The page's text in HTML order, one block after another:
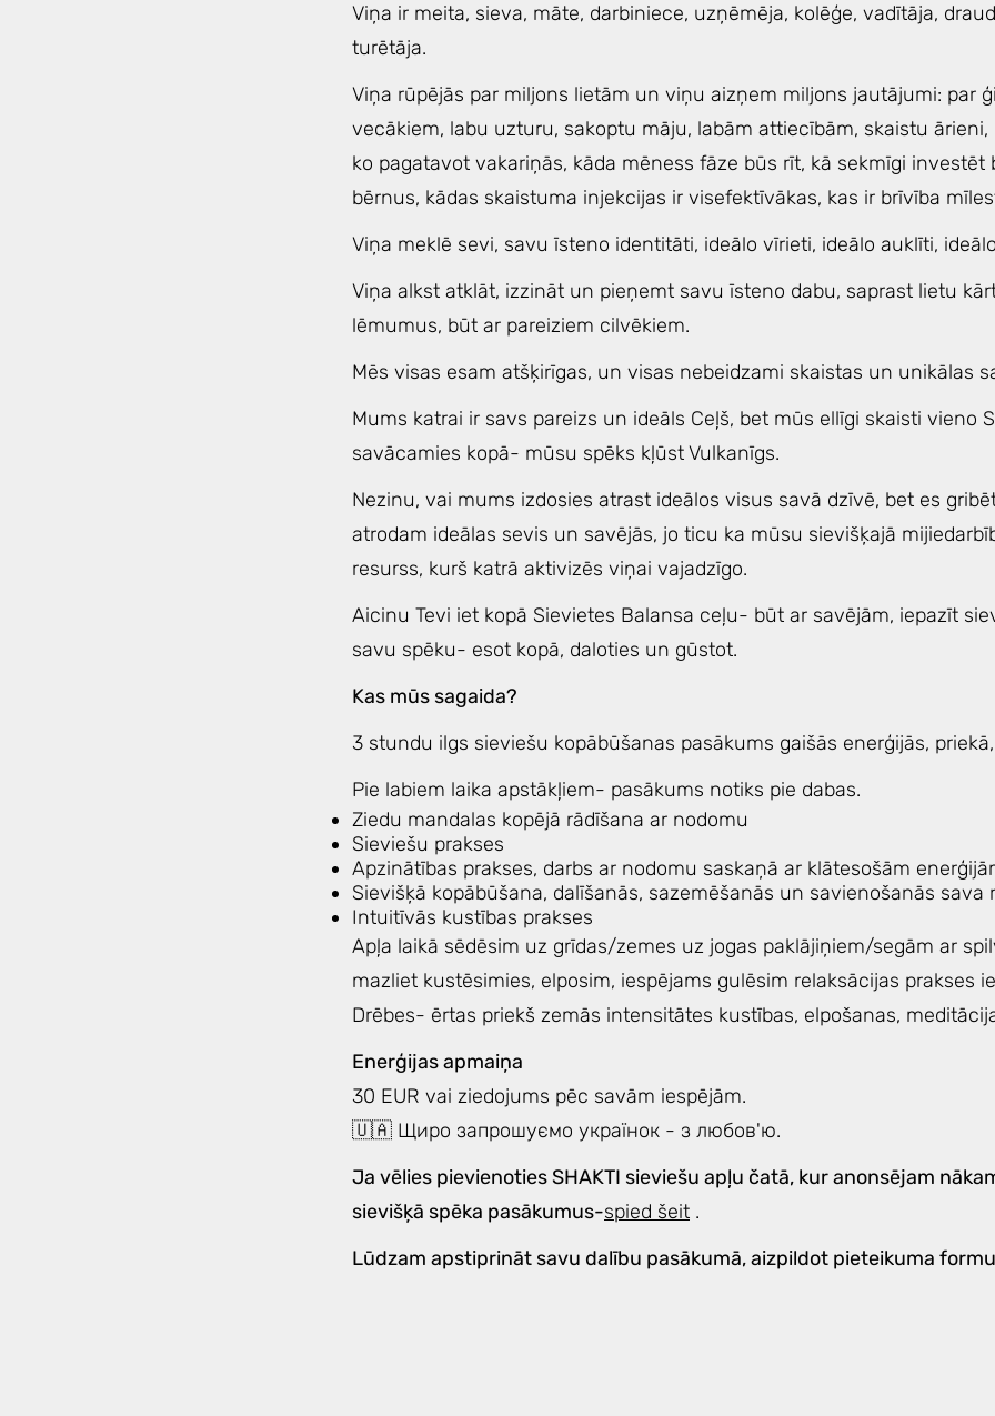
Viņa ir meita, sieva, māte, darbiniece, uzņēmēja, kolēģe, vadītāja,
turētāja.
Viņa rūpējās par miljons lietām un viņu aizņem miljons jautājumi: par
vecākiem, labu uzturu, sakoptu māju, labām attiecībām, skaistu
ko pagatavot vakariņās, kāda mēness fāze būs rīt, kā sekmīgi investēt
bērnus, kādas skaistuma injekcijas ir visefektīvākas, kas ir brīvība
Viņa meklē sevi, savu īsteno identitāti, ideālo vīrieti, ideālo auklīti,
Viņa alkst atklāt, izzināt un pieņemt savu īsteno dabu, saprast lietu
lēmumus, būt ar pareiziem cilvēkiem.
Mēs visas esam atšķirīgas, un visas nebeidzami skaistas un unikālas
Mums katrai ir savs pareizs un ideāls Ceļš, bet mūs ellīgi skaisti vieno
savācamies kopā- mūsu spēks kļūst Vulkanīgs.
Nezinu, vai mums izdosies atrast ideālos visus savā dzīvē, bet es
atrodam ideālas sevis un savējās, jo ticu ka mūsu sievišķajā
resurss, kurš katrā aktivizēs viņai vajadzīgo.
Aicinu Tevi iet kopā Sievietes Balansa ceļu- būt ar savējām, iepazīt
savu spēku- esot kopā, daloties un gūstot.
Kas mūs sagaida?
3 stundu ilgs sieviešu kopābūšanas pasākums gaišās enerģijās,
Pie labiem laika apstākļiem- pasākums notiks pie dabas.
Ziedu mandalas kopējā rādīšana ar nodomu
Sieviešu prakses
Apzinātības prakses, darbs ar nodomu saskaņā ar klātesošām
Sievišķā kopābūšana, dalīšanās, sazemēšanās un savienošanās sava
Intuitīvās kustības prakses
Apļa laikā sēdēsim uz grīdas/zemes uz jogas paklājiņiem/segām ar
mazliet kustēsimies, elposim, iespējams gulēsim relaksācijas prakses
Drēbes- ērtas priekš zemās intensitātes kustības, elpošanas,
Enerģijas apmaiņa
30 EUR vai ziedojums pēc savām iespējām.
🇺🇦 Щиро запрошуємо українок - з любов'ю.
Ja vēlies pievienoties SHAKTI sieviešu apļu čatā, kur anonsējam
sievišķā spēka pasākumus-spied šeit .
Lūdzam apstiprināt savu dalību pasākumā, aizpildot pieteikuma